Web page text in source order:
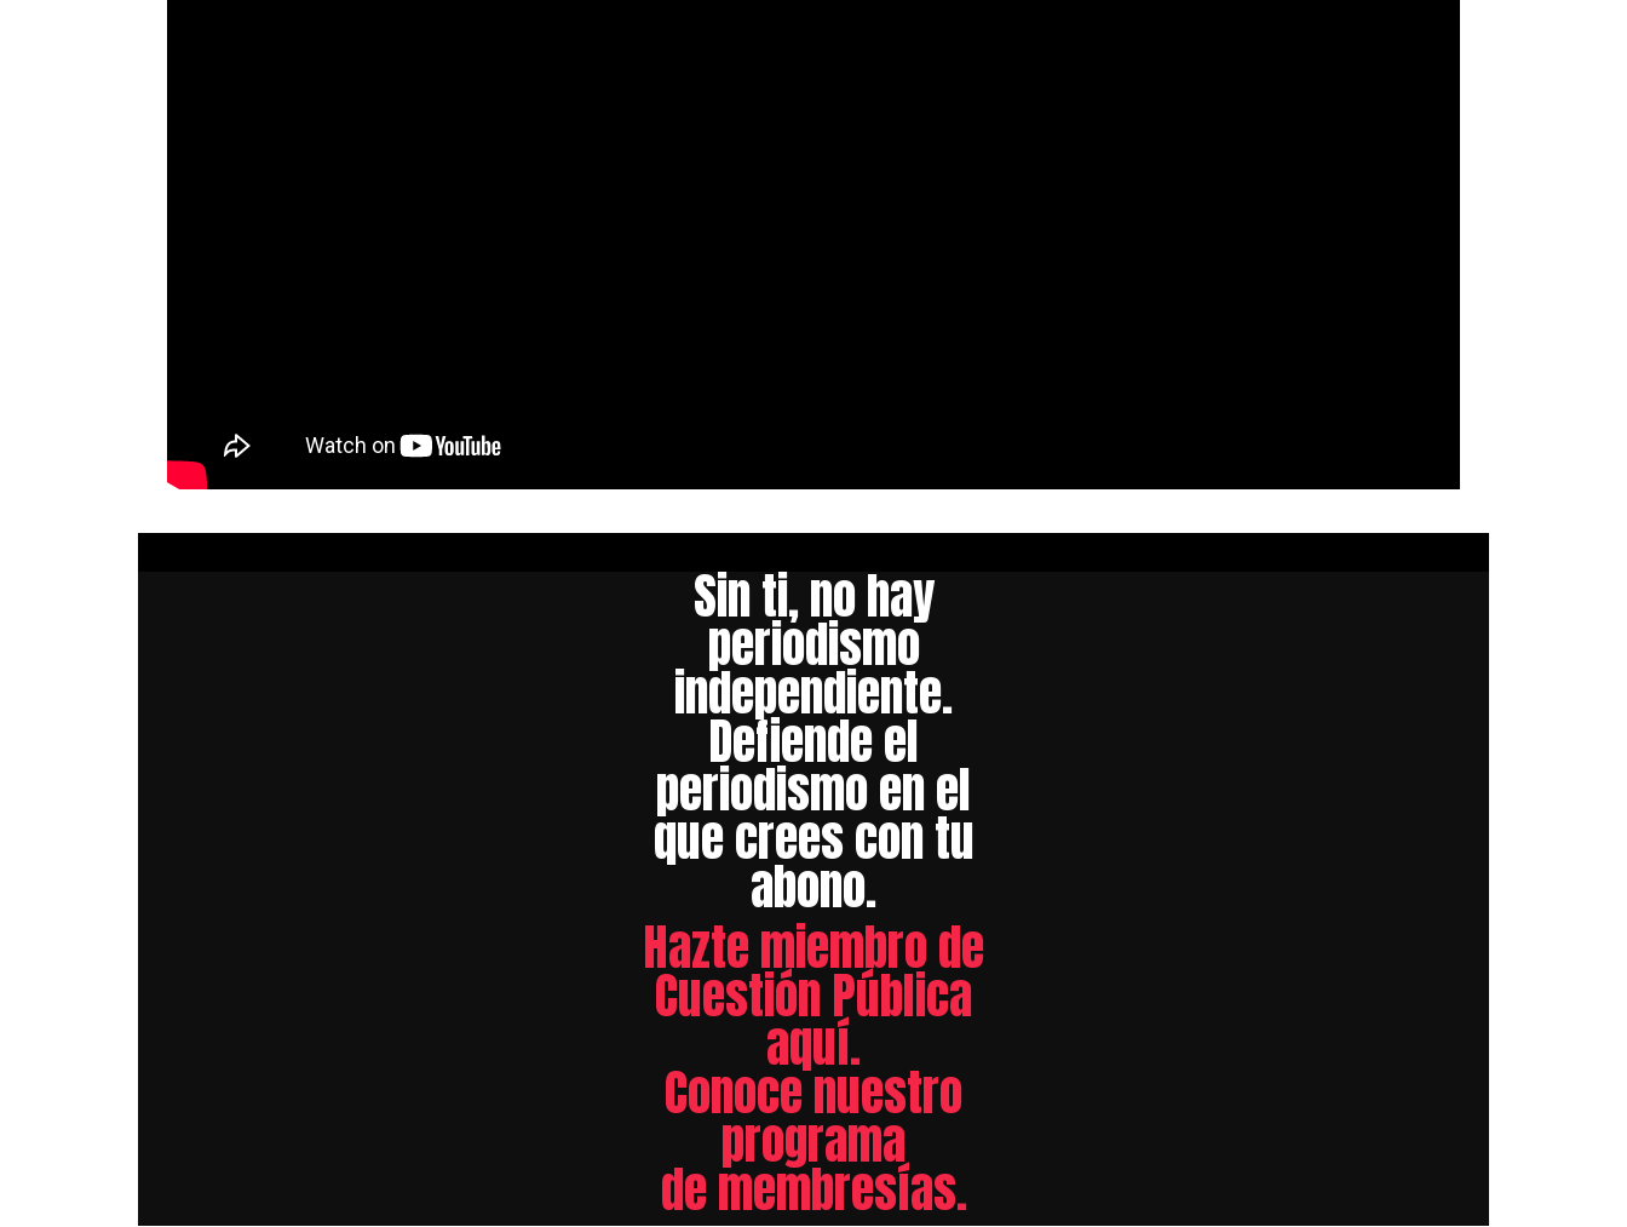
Sin ti, no hay
periodismo
independiente.
Defiende el
periodismo en el
que crees con tu
abono.
Hazte miembro de
Cuestión Pública
aquí.
Conoce nuestro
programa
de membresías.